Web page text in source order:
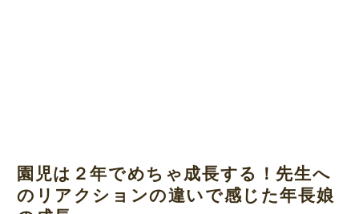
園児は２年でめちゃ成長する！先生へ
のリアクションの違いで感じた年長娘